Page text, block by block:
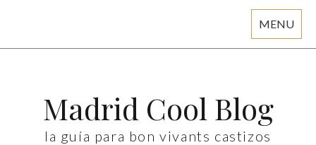
MENU
Madrid Cool Blog
la guía para bon vivants castizos